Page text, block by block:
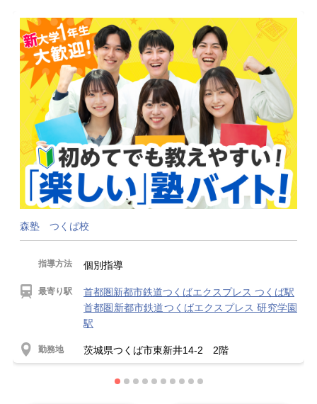
森塾 つくば校
指導方法 個別指導
最寄り駅
首都圏新都市鉄道つくばエクスプレス つくば駅
首都圏新都市鉄道つくばエクスプレス 研究学園
駅
勤務地 茨城県つくば市東新井14-2 2階